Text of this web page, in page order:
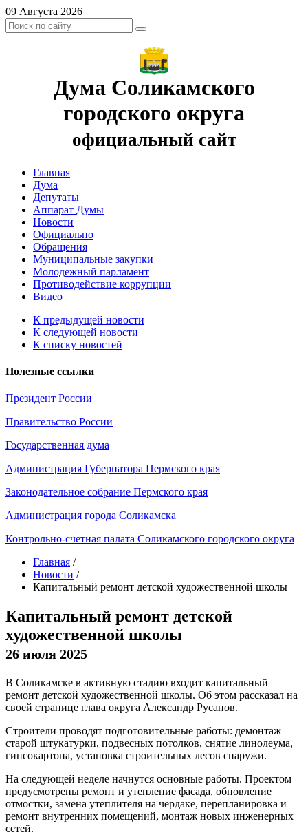
09 Августа 2026
Дума Соликамского
городского округа
официальный сайт
Главная
Дума
Депутаты
Аппарат Думы
Новости
Официально
Обращения
Муниципальные закупки
Молодежный парламент
Противодействие коррупции
Видео
К предыдущей новости
К следующей новости
К списку новостей
Полезные ссылки
Президент России
Правительство России
Государственная дума
Администрация Губернатора Пермского края
Законодательное собрание Пермского края
Администрация города Соликамска
Контрольно-счетная палата Соликамского городского округа
Главная /
Новости /
Капитальный ремонт детской художественной школы
Капитальный ремонт детской
художественной школы
26 июля 2025
В Соликамске в активную стадию входит капитальный
ремонт детской художественной школы. Об этом рассказал на
своей странице глава округа Александр Русанов.
Строители проводят подготовительные работы: демонтаж
старой штукатурки, подвесных потолков, снятие линолеума,
гипсокартона, установка строительных лесов снаружи.
На следующей неделе начнутся основные работы. Проектом
предусмотрены ремонт и утепление фасада, обновление
отмостки, замена утеплителя на чердаке, перепланировка и
ремонт внутренних помещений, монтаж новых инженерных
сетей.